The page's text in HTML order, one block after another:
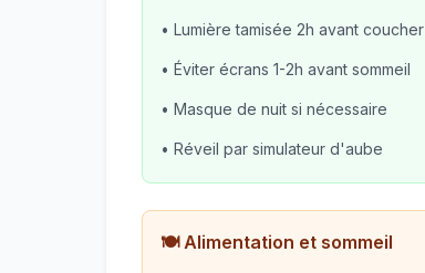
• Lumière tamisée 2h avant coucher
• Éviter écrans 1-2h avant sommeil
• Masque de nuit si nécessaire
• Réveil par simulateur d'aube
🍽️ Alimentation et sommeil